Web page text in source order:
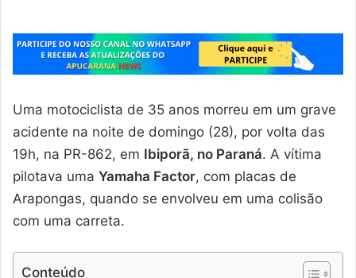
Uma motociclista de 35 anos morreu em um grave
acidente na noite de domingo (28), por volta das
19h, na PR-862, em Ibiporã, no Paraná. A vítima
pilotava uma Yamaha Factor, com placas de
Arapongas, quando se envolveu em uma colisão
com uma carreta.
Conteúdo